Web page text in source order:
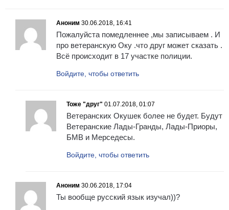
Аноним 30.06.2018, 16:41
Пожалуйста помедленнее ,мы записываем . И
про ветеранскую Оку .что друг может сказать .
Всё происходит в 17 участке полиции.
Войдите, чтобы ответить
Тоже "друг" 01.07.2018, 01:07
Ветеранских Окушек более не будет. Будут
Ветеранские Лады-Гранды, Лады-Приоры,
БМВ и Мерседесы.
Войдите, чтобы ответить
Аноним 30.06.2018, 17:04
Ты вообще русский язык изучал))?